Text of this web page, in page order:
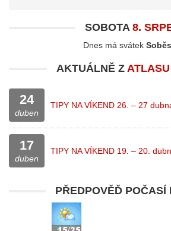
SOBOTA 8.
Dnes má svátek
AKTUÁLNĚ Z
24
duben
TIPY NA VÍKEND 26. – 27
17
duben
TIPY NA VÍKEND 19. – 20.
PŘEDPOVĚĎ POČASÍ